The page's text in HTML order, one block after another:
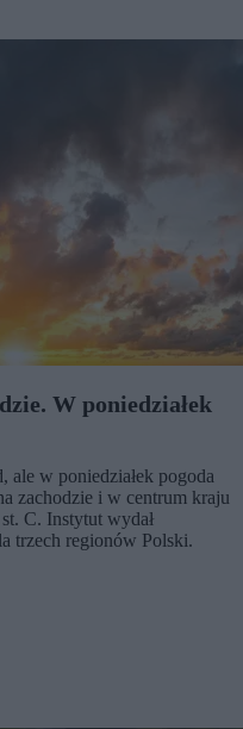
W poniedziałek
ale w poniedziałek pogoda
zachodzie i w centrum kraju
C. Instytut wydał
trzech regionów Polski.